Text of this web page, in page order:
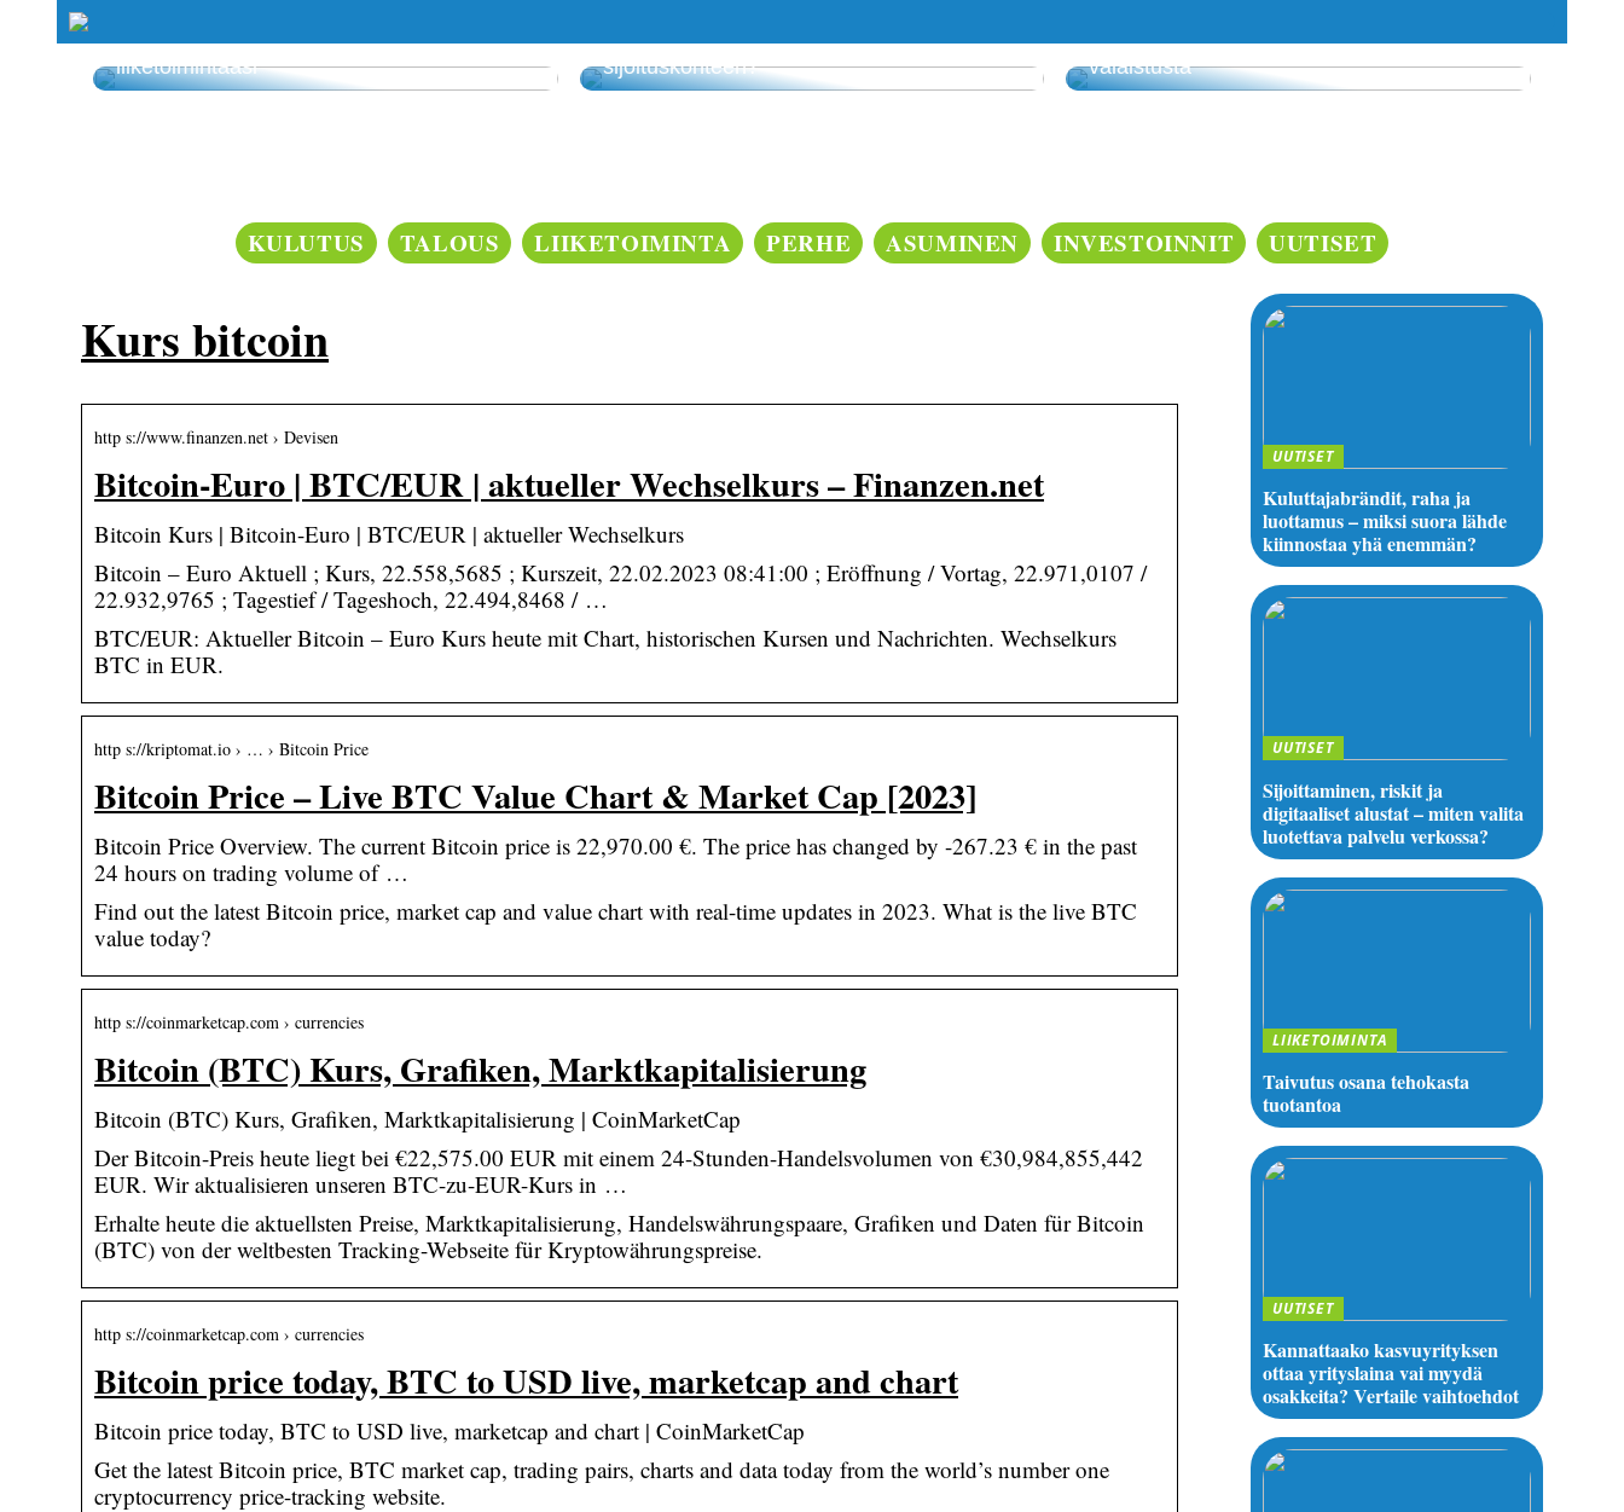
Smaskin tarjoaa tehokkuutta ja laatua
liiketoimintaasi
Voiko vedonlyönnistä tehdä kannattavan
sijoituskohteen?
3 budjettiystävällistä tapaa luoda kodikasta
valaistusta
KULUTUS TALOUS LIIKETOIMINTA PERHE ASUMINEN INVESTOINNIT UUTISET
Kurs bitcoin
http s://www.finanzen.net › Devisen
Bitcoin-Euro | BTC/EUR | aktueller Wechselkurs – Finanzen.net
Bitcoin Kurs | Bitcoin-Euro | BTC/EUR | aktueller Wechselkurs
Bitcoin – Euro Aktuell ; Kurs, 22.558,5685 ; Kurszeit, 22.02.2023 08:41:00 ; Eröffnung / Vortag, 22.971,0107 /
22.932,9765 ; Tagestief / Tageshoch, 22.494,8468 / …
BTC/EUR: Aktueller Bitcoin – Euro Kurs heute mit Chart, historischen Kursen und Nachrichten. Wechselkurs
BTC in EUR.
http s://kriptomat.io › … › Bitcoin Price
Bitcoin Price – Live BTC Value Chart & Market Cap [2023]
Bitcoin Price Overview. The current Bitcoin price is 22,970.00 €. The price has changed by -267.23 € in the past
24 hours on trading volume of …
Find out the latest Bitcoin price, market cap and value chart with real-time updates in 2023. What is the live BTC
value today?
http s://coinmarketcap.com › currencies
Bitcoin (BTC) Kurs, Grafiken, Marktkapitalisierung
Bitcoin (BTC) Kurs, Grafiken, Marktkapitalisierung | CoinMarketCap
Der Bitcoin-Preis heute liegt bei €22,575.00 EUR mit einem 24-Stunden-Handelsvolumen von €30,984,855,442
EUR. Wir aktualisieren unseren BTC-zu-EUR-Kurs in …
Erhalte heute die aktuellsten Preise, Marktkapitalisierung, Handelswährungspaare, Grafiken und Daten für Bitcoin
(BTC) von der weltbesten Tracking-Webseite für Kryptowährungspreise.
http s://coinmarketcap.com › currencies
Bitcoin price today, BTC to USD live, marketcap and chart
Bitcoin price today, BTC to USD live, marketcap and chart | CoinMarketCap
Get the latest Bitcoin price, BTC market cap, trading pairs, charts and data today from the world’s number one
cryptocurrency price-tracking website.
UUTISET
Kuluttajabrändit, raha ja
luottamus – miksi suora lähde
kiinnostaa yhä enemmän?
UUTISET
Sijoittaminen, riskit ja
digitaaliset alustat – miten valita
luotettava palvelu verkossa?
LIIKETOIMINTA
Taivutus osana tehokasta
tuotantoa
UUTISET
Kannattaako kasvuyrityksen
ottaa yrityslaina vai myydä
osakkeita? Vertaile vaihtoehdot